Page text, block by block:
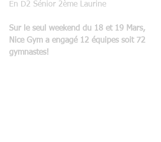
En D2 Sénior 2ème Laurine
Sur le seul weekend du 18 et 19 Mars,
Nice Gym a engagé 12 équipes soit 72
gymnastes!